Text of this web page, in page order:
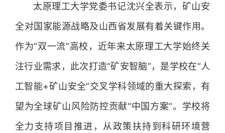
太原理工大学党委书记沈兴全表示，矿山安
全对国家能源战略及山西省发展有着关键作用。
作为“双一流”高校，近年来太原理工大学始终关
注行业需求，此次打造“矿安智脑”，是学校在“人
工智能+矿山安全”交叉学科领域的重大探索，有
望为全球矿山风险防控贡献“中国方案”。学校将
全力支持项目推进，从政策扶持到科研环境营